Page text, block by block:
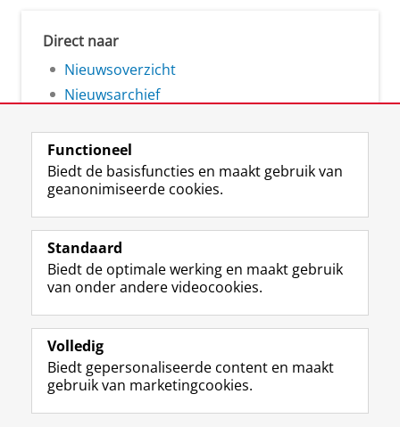
Direct naar
Nieuwsoverzicht
Nieuwsarchief
Volg de RUG
F
a
e
b
o
p
a
i
L
i
k
e
I
-
p
g
R
S
-
f
e
R
k
I
n
t
r
m
c
Y
o
T
e
k
a
Studiekiezers
Alumni
Over ons
Functioneel
Biedt de basisfuncties en maakt gebruik van
geanonimiseerde cookies.
Standaard
Biedt de optimale werking en maakt gebruik
van onder andere videocookies.
Volledig
Biedt gepersonaliseerde content en maakt
gebruik van marketingcookies.